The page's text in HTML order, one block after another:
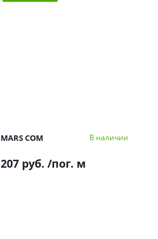
MARS COM В наличии
207 руб. /пог. м